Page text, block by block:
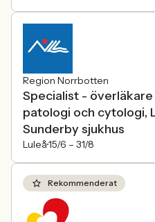
Region Norrbotten
Specialist -
patologi och cytologi,
Sunderby sjukhus
Luleå15/6 – 31/8
Rekommenderat